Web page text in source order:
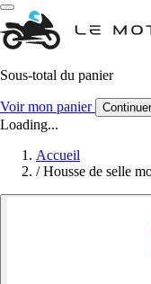
Sous-total du panier
Voir mon panier
Loading...
Accueil
/ Housse de selle